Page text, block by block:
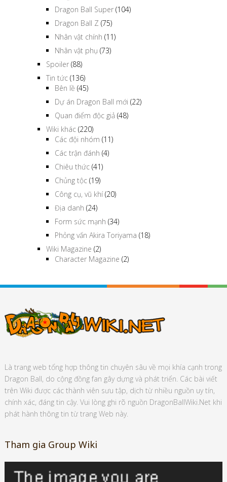
Dragon Ball Super (104)
Dragon Ball Z (75)
Nhân vật chính (11)
Nhân vật phụ (73)
Spoiler (88)
Tin tức (136)
Bên lề (45)
Dự án Dragon Ball mới (22)
Quan điểm độc giả (48)
Wiki khác (220)
Các đội nhóm (11)
Các trận đánh (4)
Chiêu thức (41)
Chủng tộc (19)
Công cụ, vũ khí(20)
Địa danh (24)
Form sức mạnh (34)
Phỏng vấn Akira Toriyama (18)
Wiki Magazine (2)
Character Magazine (2)
Là trang web tổng hợp thông tin chuyên sâu về mọi khía cạnh trong
Dragon Ball, do cộng đồng fan gây dựng và phát triển. Các bài viết
trên Wiki được các thành viên sưu tập, dịch từ nhiều nguồn uy tín,
chính xác, đáng tin cậy. Vui lòng ghi rõ nguồn DragonBallWiki.Net khi
phát hành thông tin từ trang Web này.
Tham gia Group Wiki